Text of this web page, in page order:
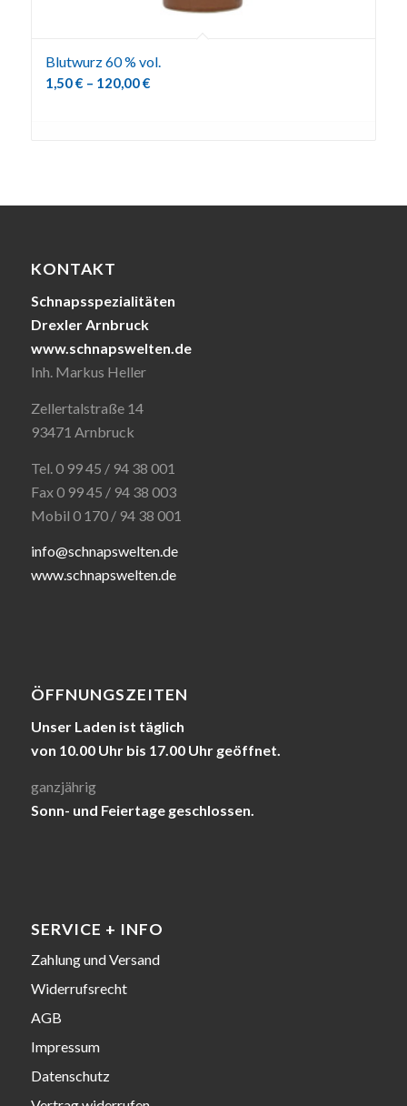
Blutwurz 60 % vol.
1,50€ – 120,00€
KONTAKT
Schnapsspezialitäten
Drexler Arnbruck
www.schnapswelten.de
Inh. Markus Heller
Zellertalstraße 14
93471 Arnbruck
Tel. 0 99 45 / 94 38 001
Fax 0 99 45 / 94 38 003
Mobil 0 170 / 94 38 001
info@schnapswelten.de
www.schnapswelten.de
ÖFFNUNGSZEITEN
Unser Laden ist täglich
von 10.00 Uhr bis 17.00 Uhr geöffnet.
ganzjährig
Sonn- und Feiertage geschlossen.
SERVICE + INFO
Zahlung und Versand
Widerrufsrecht
AGB
Impressum
Datenschutz